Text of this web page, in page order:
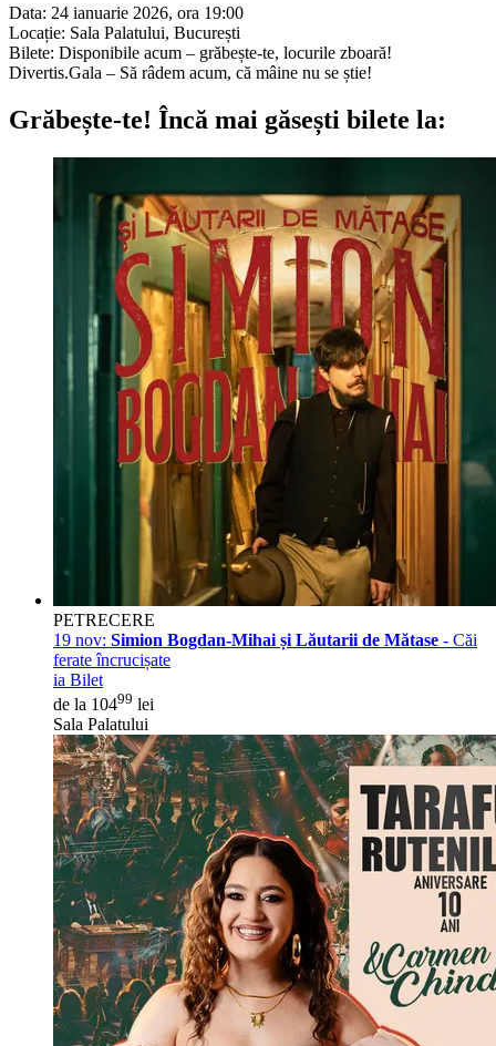
Data: 24 ianuarie 2026, ora 19:00
Locație: Sala Palatului, București
Bilete: Disponibile acum – grăbește-te, locurile zboară!
Divertis.Gala – Să râdem acum, că mâine nu se știe!
Grăbește-te! Încă mai găsești bilete la:
PETRECERE
19 nov: Simion Bogdan-Mihai și Lăutarii de Mătase - Căi
ferate încrucișate
ia Bilet
de la 10499 lei
Sala Palatului